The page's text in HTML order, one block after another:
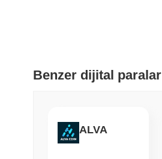
Benzer dijital paralar
ALVA